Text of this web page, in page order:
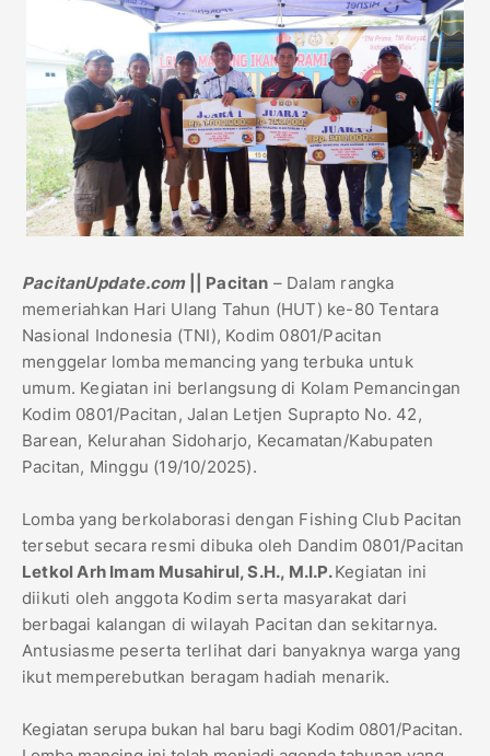
PacitanUpdate.com|| Pacitan – Dalam rangka
memeriahkan Hari Ulang Tahun (HUT) ke-80 Tentara
Nasional Indonesia (TNI), Kodim 0801/Pacitan
menggelar lomba memancing yang terbuka untuk
umum. Kegiatan ini berlangsung di Kolam Pemancingan
Kodim 0801/Pacitan, Jalan Letjen Suprapto No. 42,
Barean, Kelurahan Sidoharjo, Kecamatan/Kabupaten
Pacitan, Minggu (19/10/2025).
Lomba yang berkolaborasi dengan Fishing Club Pacitan
tersebut secara resmi dibuka oleh Dandim 0801/Pacitan
Letkol Arh Imam Musahirul, S.H., M.I.P.Kegiatan ini
diikuti oleh anggota Kodim serta masyarakat dari
berbagai kalangan di wilayah Pacitan dan sekitarnya.
Antusiasme peserta terlihat dari banyaknya warga yang
ikut memperebutkan beragam hadiah menarik.
Kegiatan serupa bukan hal baru bagi Kodim 0801/Pacitan.